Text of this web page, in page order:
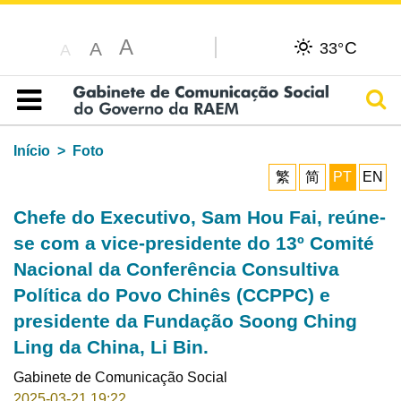
A A A 33°C
Índice
Início
Foto
繁
简 PT EN
Chefe do Executivo, Sam Hou Fai, reúne-
se com a vice-presidente do 13º Comité
Nacional da Conferência Consultiva
Política do Povo Chinês (CCPPC) e
presidente da Fundação Soong Ching
Ling da China, Li Bin.
Gabinete de Comunicação Social